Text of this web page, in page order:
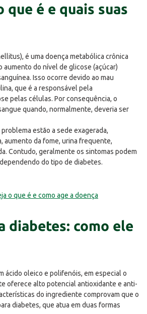
que é e quais suas
é uma doença metabólica crônica
aumento do nível de glicose (açúcar)
Isso ocorre devido ao mau
que é a responsável pela
pelas células. Por consequência, o
quando, normalmente, deveria ser
estão a sede exagerada,
aumento da fome, urina frequente,
Contudo, geralmente os sintomas podem
do tipo de diabetes.
o que é e como age a doença
diabetes: como ele
ácido oleico e polifenóis, em especial o
oferece alto potencial antioxidante e anti-
do ingrediente comprovam que o
diabetes, que atua em duas formas